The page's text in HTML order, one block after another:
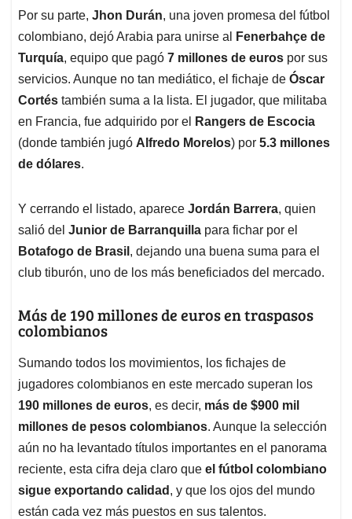
Por su parte, Jhon Durán, una joven promesa del fútbol
colombiano, dejó Arabia para unirse al
Fenerbahçe de
Turquía, equipo que pagó 7 millones de euros por sus
servicios. Aunque no tan mediático, el fichaje de Óscar
Cortés también suma a la lista. El jugador, que militaba
en Francia, fue adquirido por el
Rangers de Escocia
(donde también jugó Alfredo Morelos) por 5.3 millones
de dólares.
Y cerrando el listado, aparece Jordán Barrera, quien
salió del Junior de Barranquilla para fichar por el
Botafogo de Brasil , dejando una buena suma para el
club tiburón, uno de los más beneficiados del mercado.
Más de 190 millones de euros en traspasos
colombianos
Sumando todos los movimientos, los fichajes de
jugadores colombianos en este mercado superan los
190 millones de euros, es decir, más de $900 mil
millones de pesos colombianos. Aunque la selección
aún no ha levantado títulos importantes en el panorama
reciente, esta cifra deja claro que el fútbol colombiano
sigue exportando calidad , y que los ojos del mundo
están cada vez más puestos en sus talentos.